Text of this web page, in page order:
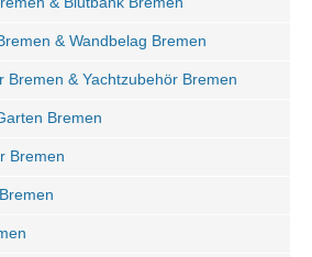
& Wandbelag Bremen
Bremen & Yachtzubehör Bremen
Bremen
Bremen